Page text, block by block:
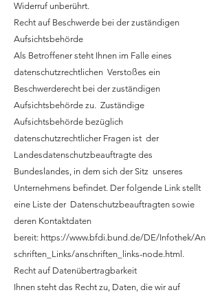
Widerruf unberührt.
Recht auf Beschwerde bei der zuständigen
Aufsichtsbehörde
Als Betroffener steht Ihnen im Falle eines
datenschutzrechtlichen Verstoßes ein
Beschwerderecht bei der zuständigen
Aufsichtsbehörde zu. Zuständige
Aufsichtsbehörde bezüglich
datenschutzrechtlicher Fragen ist der
Landesdatenschutzbeauftragte des
Bundeslandes, in dem sich der Sitz unseres
Unternehmens befindet. Der folgende Link stellt
eine Liste der Datenschutzbeauftragten sowie
deren Kontaktdaten
bereit: https://www.bfdi.bund.de/DE/Infothek/An
schriften_Links/anschriften_links-node.html .
Recht auf Datenübertragbarkeit
Ihnen steht das Recht zu, Daten, die wir auf